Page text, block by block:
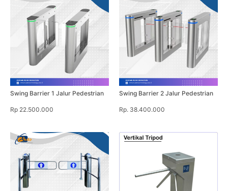
Swing Barrier 1 Jalur Pedestrian
Rp 22.500.000
Swing Barrier 2 Jalur Pedestrian
Rp. 38.400.000